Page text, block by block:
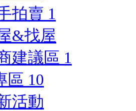
拍賣 1
&找屋
建議區 1
區 10
活動